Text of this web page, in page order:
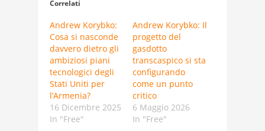
Correlati
Andrew Korybko:
Cosa si nasconde
davvero dietro gli
ambiziosi piani
tecnologici degli
Stati Uniti per
l’Armenia?
16 Dicembre 2025
In "Free"
Andrew Korybko: Il
progetto del
gasdotto
transcaspico si sta
configurando
come un punto
critico
6 Maggio 2026
In "Free"